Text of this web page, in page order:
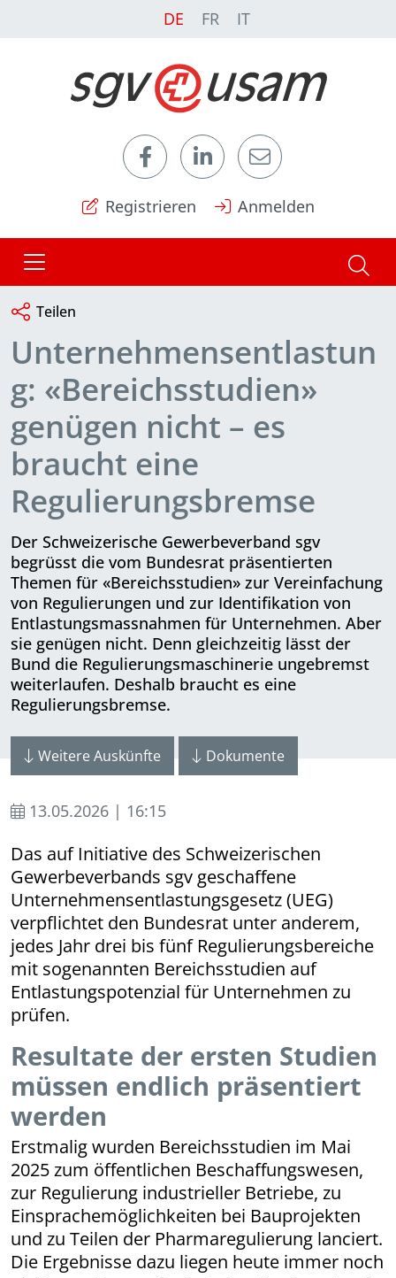
DE FR IT
Registrieren Anmelden
Teilen
Unternehmensentlastun
g: «Bereichsstudien»
genügen nicht – es
braucht eine
Regulierungsbremse
Der Schweizerische Gewerbeverband sgv
begrüsst die vom Bundesrat präsentierten
Themen für «Bereichsstudien» zur Ver­ein­fachung
von Regulierungen und zur Iden­ti­fikation von
Entlastungsmassnahmen für Unternehmen. Aber
sie genügen nicht. Denn gleichzeitig lässt der
Bund die Regulierungsmaschinerie ungebremst
weiterlaufen. Deshalb braucht es eine
Regulierungsbremse.
Weitere Auskünfte Dokumente
13.05.2026 | 16:15
Das auf Initiative des Schweizerischen
Gewerbeverbands sgv geschaffene
Unternehmensentlastungsgesetz (UEG)
verpflichtet den Bundesrat unter anderem,
jedes Jahr drei bis fünf Regulierungsbereiche
mit sogenannten Bereichsstudien auf
Entlastungspotenzial für Unternehmen zu
prüfen.
Resultate der ersten Studien
müssen endlich präsentiert
werden
Erstmalig wurden Bereichsstudien im Mai
2025 zum öffentlichen Beschaffungswesen,
zur Regulierung industrieller Betriebe, zu
Einsprachemöglichkeiten bei Bauprojekten
und zu Teilen der Pharmaregulierung lanciert.
Die Ergebnisse dazu liegen heute immer noch